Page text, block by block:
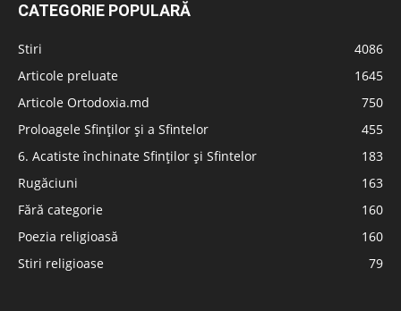
CATEGORIE POPULARĂ
Stiri
4086
Articole preluate
1645
Articole Ortodoxia.md
750
Proloagele Sfinților și a Sfintelor
455
6. Acatiste închinate Sfinților și Sfintelor
183
Rugăciuni
163
Fără categorie
160
Poezia religioasă
160
Stiri religioase
79